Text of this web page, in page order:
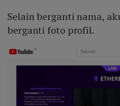
Selain berganti nama,
berganti foto profil.